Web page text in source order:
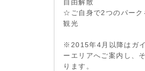
自由解散
☆ご自身で2つのパーク
観光
※2015年4月以降はガ
ーエリアへご案内し、
ります。